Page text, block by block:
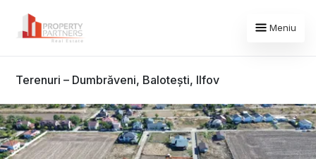
Meniu
Terenuri – Dumbrăveni, Balotești, Ilfov